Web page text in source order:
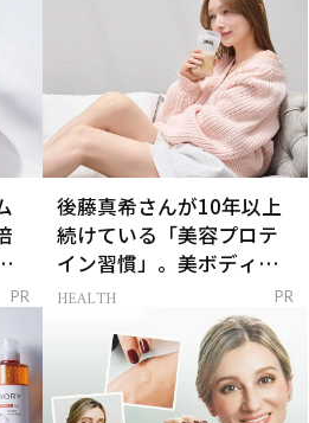
PR
後藤真希さんが10年以上
続けている「美容プロテ
イン習慣」。美ボディを
支える朝ルーティンと
HEALTH PR